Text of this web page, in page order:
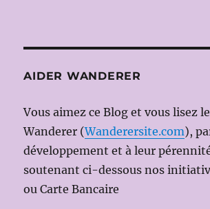
AIDER WANDERER
Vous aimez ce Blog et vous lisez
Wanderer (Wanderersite.com),
développement et à leur
soutenant ci-dessous nos
ou Carte Bancaire